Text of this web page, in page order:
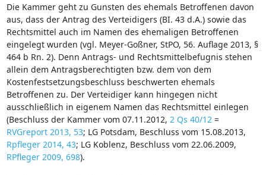
Die Kammer geht zu Gunsten des ehemals Betroffenen davon
aus, dass der Antrag des Verteidigers (BI. 43 d.A.) sowie das
Rechtsmittel auch im Namen des ehemaligen Betroffenen
eingelegt wurden (vgl. Meyer-Goßner, StPO, 56. Auflage 2013, §
464 b Rn. 2). Denn Antrags- und Rechtsmittelbefugnis stehen
allein dem Antragsberechtigten bzw. dem von dem
Kostenfestsetzungsbeschluss beschwerten ehemals
Betroffenen zu. Der Verteidiger kann hingegen nicht
ausschließlich in eigenem Namen das Rechtsmittel einlegen
(Beschluss der Kammer vom 07.11.2012, 2 Qs 40/12 =
RVGreport 2013, 53; LG Potsdam, Beschluss vom 15.08.2013,
Rpfleger 2014, 43; LG Koblenz, Beschluss vom 22.06.2009,
RPfleger 2009, 698).